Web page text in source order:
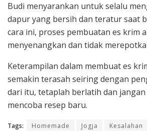
Budi menyarankan untuk selalu
dapur yang bersih dan teratur saat
cara ini, proses pembuatan es krim
menyenangkan dan tidak
Keterampilan dalam membuat es
semakin terasah seiring dengan
dari itu, tetaplah berlatih dan
mencoba resep baru.
Tags: Homemade Jogja Kesalahan